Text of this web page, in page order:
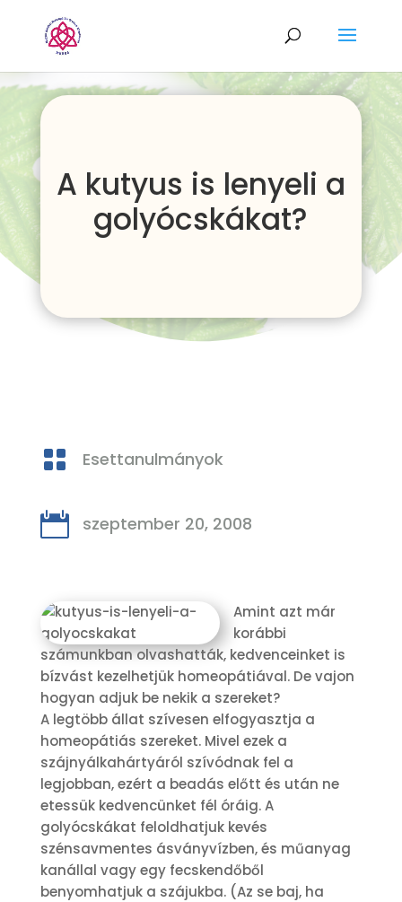
A kutyus is lenyeli a
golyócskákat?
 Esettanulmányok
 szeptember 20, 2008
Amint azt már
korábbi
számunkban olvashatták, kedvenceinket is
bízvást kezelhetjük homeopátiával. De vajon
hogyan adjuk be nekik a szereket?
A legtöbb állat szívesen elfogyasztja a
homeopátiás szereket. Mivel ezek a
szájnyálkahártyáról szívódnak fel a
legjobban, ezért a beadás előtt és után ne
etessük kedvencünket fél óráig. A
golyócskákat feloldhatjuk kevés
szénsavmentes ásványvízben, és műanyag
kanállal vagy egy fecskendőből
benyomhatjuk a szájukba. (Az se baj, ha